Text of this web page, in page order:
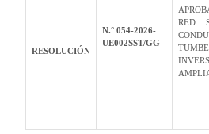
RESOLUCIÓN
N.° 054-2026-
UE002SST/GG
RED